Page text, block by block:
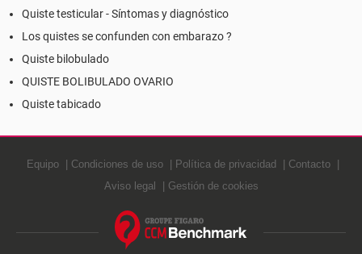
Quiste testicular - Síntomas y diagnóstico
Los quistes se confunden con embarazo ?
Quiste bilobulado
QUISTE BOLIBULADO OVARIO
Quiste tabicado
Equipo Condiciones de uso Política de privacidad
Contacto
Aviso legal
Gestión de cookies